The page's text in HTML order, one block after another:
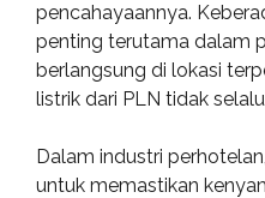
pencahayaannya.
penting terutama dalam
berlangsung di lokasi
listrik dari PLN tidak
Dalam industri
untuk memastikan